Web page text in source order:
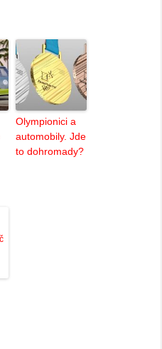
Olympionici a
automobily. Jde
to dohromady?